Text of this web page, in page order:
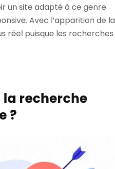
un site adapté à ce genre
Avec l’apparition de la
réel puisque les recherches
la recherche
?